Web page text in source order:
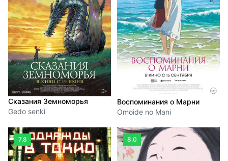
Сказания Земноморья
Gedo senki
Воспоминания о Марни
Omoide no Mani
7.8 8.0